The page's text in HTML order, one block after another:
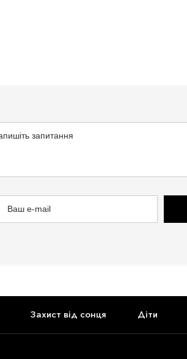
Захист від сонця Діти